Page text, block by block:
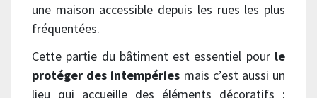
une maison accessible depuis les rues les plus
fréquentées.
Cette partie du bâtiment est essentiel pour le
protéger des intempéries mais c’est aussi un
lieu qui accueille des éléments décoratifs :